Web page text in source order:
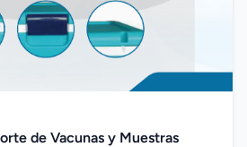
de Vacunas y Muestras